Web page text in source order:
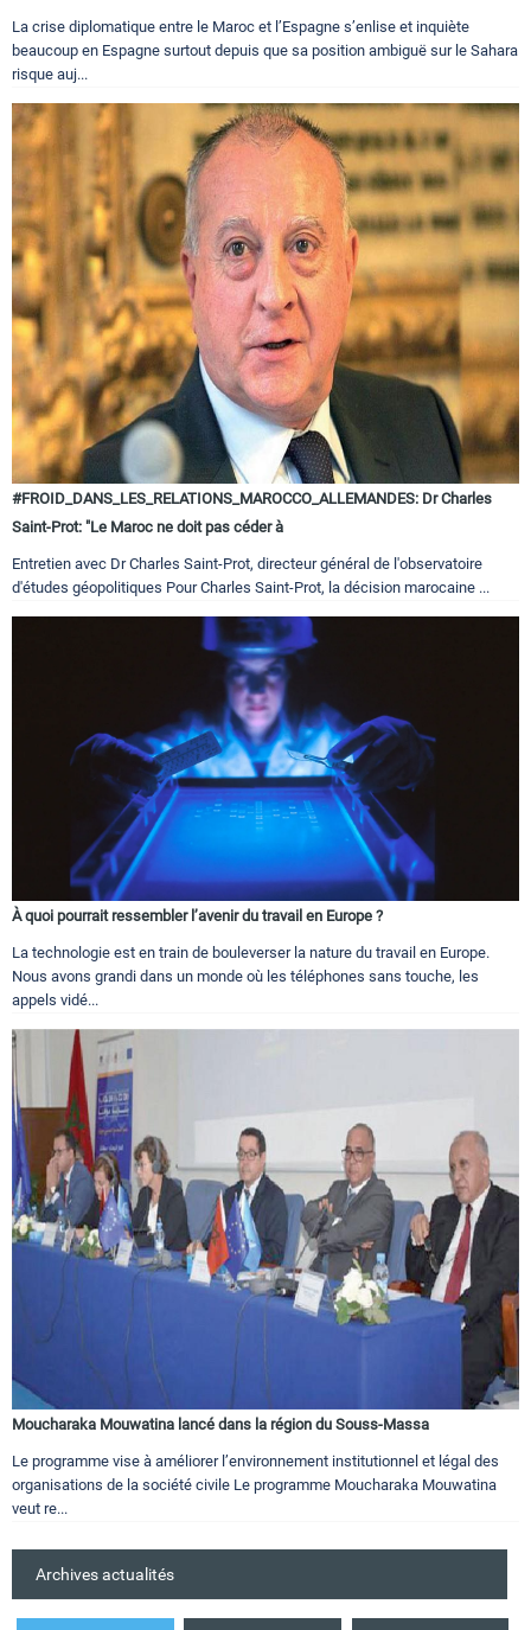
La crise diplomatique entre le Maroc et l’Espagne s’enlise et inquiète
beaucoup en Espagne surtout depuis que sa position ambiguë sur le Sahara
risque auj...
#FROID_DANS_LES_RELATIONS_MAROCCO_ALLEMANDES: Dr Charles
Saint-Prot: "Le Maroc ne doit pas céder à
Entretien avec Dr Charles Saint-Prot, directeur général de l'observatoire
d'études géopolitiques Pour Charles Saint-Prot, la décision marocaine ...
À quoi pourrait ressembler l’avenir du travail en Europe ?
La technologie est en train de bouleverser la nature du travail en Europe.
Nous avons grandi dans un monde où les téléphones sans touche, les
appels vidé...
Moucharaka Mouwatina lancé dans la région du Souss-Massa
Le programme vise à améliorer l’environnement institutionnel et légal des
organisations de la société civile Le programme Moucharaka Mouwatina
veut re...
Archives actualités